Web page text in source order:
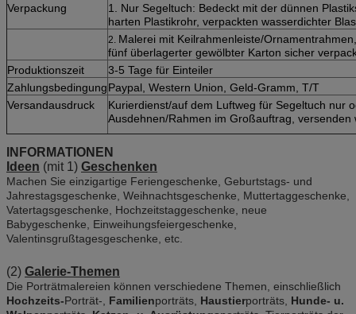
Verpackung
1. Nur Segeltuch: Bedeckt mit der dünnen
harten Plastikrohr, verpackten wasserdichter
2. Malerei mit Keilrahmenleiste/
fünf überlagerter gewölbter Karton sicher
Produktionszeit
3-5 Tage für Einteiler
ZahlungsbedingungPaypal, Western Union, Geld-Gramm, T/T
Versandausdruck
Kurierdienst/auf dem Luftweg für Segeltuch nur
Ausdehnen/Rahmen im Großauftrag,
INFORMATIONEN
Ideen (mit 1) Geschenken
Machen Sie einzigartige Feriengeschenke, Geburtstags- und
Jahrestagsgeschenke, Weihnachtsgeschenke, Muttertaggeschenke,
Vatertagsgeschenke, Hochzeitstaggeschenke, neue
Babygeschenke, Einweihungsfeiergeschenke,
Valentinsgrußtagesgeschenke, etc.
(2) Galerie-Themen
Die Porträtmalereien können verschiedene Themen, einschließlich
Hochzeits-Porträt-, Familienporträts, Haustierporträts, Hunde- u.